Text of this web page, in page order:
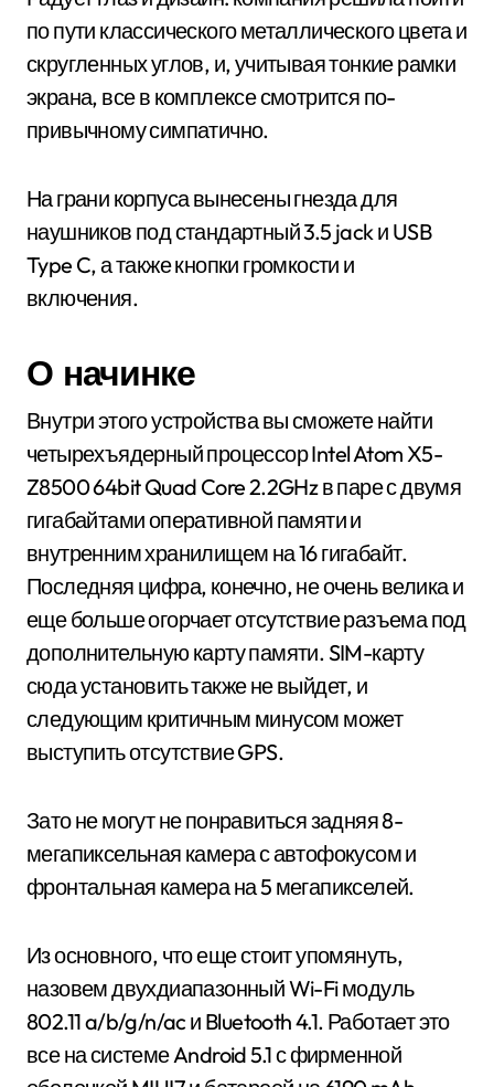
по пути классического металлического цвета и
скругленных углов, и, учитывая тонкие рамки
экрана, все в комплексе смотрится по-
привычному симпатично.
На грани корпуса вынесены гнезда для
наушников под стандартный 3.5 jack и USB
Type C, а также кнопки громкости и
включения.
О начинке
Внутри этого устройства вы сможете найти
четырехъядерный процессор Intel Atom X5-
Z8500 64bit Quad Core 2.2GHz в паре с двумя
гигабайтами оперативной памяти и
внутренним хранилищем на 16 гигабайт.
Последняя цифра, конечно, не очень велика и
еще больше огорчает отсутствие разъема под
дополнительную карту памяти. SIM-карту
сюда установить также не выйдет, и
следующим критичным минусом может
выступить отсутствие GPS.
Зато не могут не понравиться задняя 8-
мегапиксельная камера с автофокусом и
фронтальная камера на 5 мегапикселей.
Из основного, что еще стоит упомянуть,
назовем двухдиапазонный Wi-Fi модуль
802.11 a/b/g/n/ac и Bluetooth 4.1. Работает это
все на системе Android 5.1 с фирменной